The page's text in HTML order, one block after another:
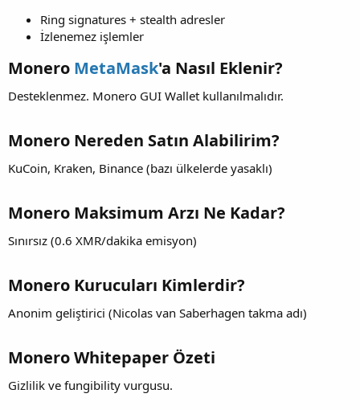
i
Ring signatures + stealth adresler
İzlenemez işlemler
Monero MetaMask'a Nasıl Eklenir?
Desteklenmez. Monero GUI Wallet kullanılmalıdır.
Monero Nereden Satın Alabilirim?
KuCoin, Kraken, Binance (bazı ülkelerde yasaklı)
Monero Maksimum Arzı Ne Kadar?
Sınırsız (0.6 XMR/dakika emisyon)
Monero Kurucuları Kimlerdir?
Anonim geliştirici (Nicolas van Saberhagen takma adı)
Monero Whitepaper Özeti
Gizlilik ve fungibility vurgusu.